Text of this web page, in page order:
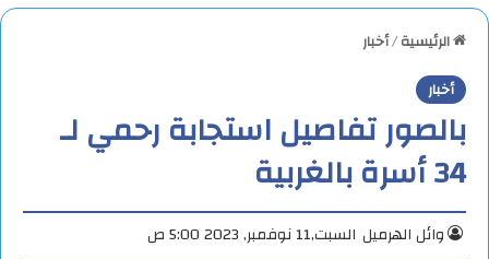
الرئيسية/أخبار
أخبار
بالصور تفاصيل استجابة رحمي لـ
34 أسرة بالغربية
وائل الهرميل السبت,11 نوفمبر, 2023 5:00 ص